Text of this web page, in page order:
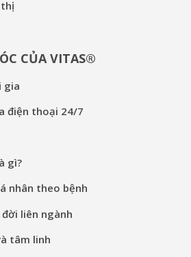
CỦA VITAS®
gia
điện thoại 24/7
gì?
nhân theo bệnh
liên ngành
tâm linh